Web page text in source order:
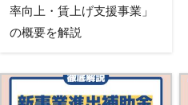
率向上・賃上げ支援事業」
の概要を解説